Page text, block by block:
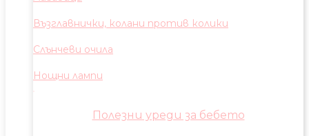
Възглавнички, колани против колики
Слънчеви очила
Нощни лампи
Полезни уреди за бебето